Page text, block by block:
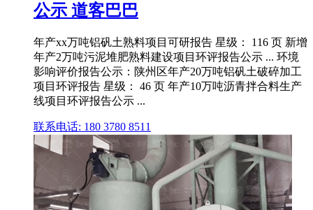
公示 道客巴巴
年产xx万吨铝矾土熟料项目可研报告 星级： 116 页 新增
年产2万吨污泥堆肥熟料建设项目环评报告公示 ... 环境
影响评价报告公示：陕州区年产20万吨铝矾土破碎加工
项目环评报告 星级： 46 页 年产10万吨沥青拌合料生产
线项目环评报告公示 ...
联系电话: 180 3780 8511